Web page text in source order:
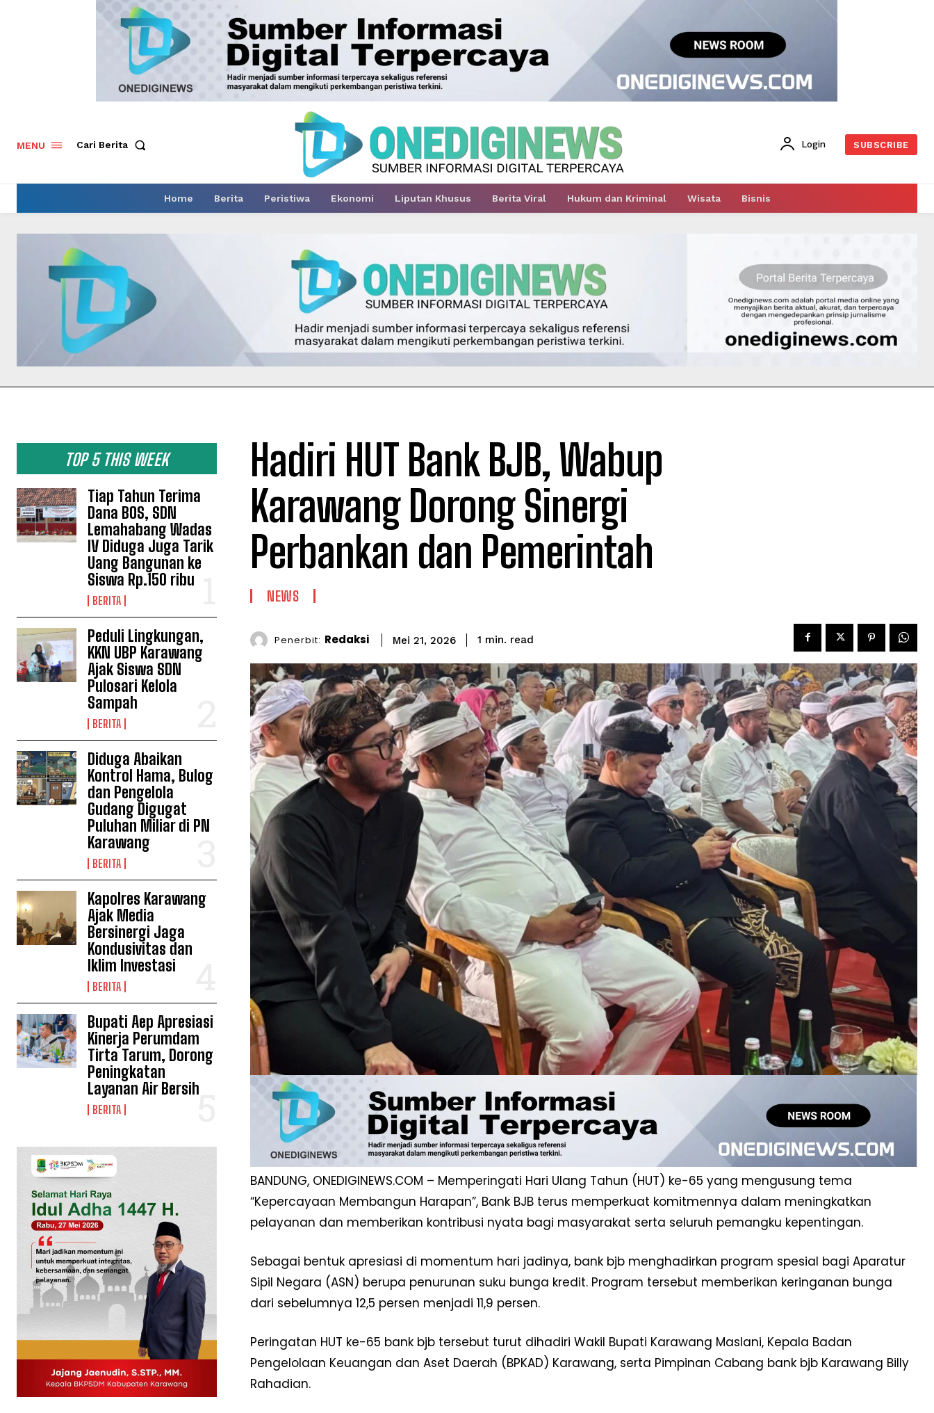
MENU Cari Berita Login SUBSCRIBE
Home Berita Peristiwa Ekonomi Liputan Khusus Berita Viral Hukum dan Kriminal Wisata Bisnis
TOP 5 THIS WEEK
Tiap Tahun Terima
Dana BOS, SDN
Lemahabang Wadas
IV Diduga Juga Tarik
Uang Bangunan ke
Siswa Rp.150 ribu
BERITA
Peduli Lingkungan,
KKN UBP Karawang
Ajak Siswa SDN
Pulosari Kelola
Sampah
BERITA
Diduga Abaikan
Kontrol Hama, Bulog
dan Pengelola
Gudang Digugat
Puluhan Miliar di PN
Karawang
BERITA
Kapolres Karawang
Ajak Media
Bersinergi Jaga
Kondusivitas dan
Iklim Investasi
BERITA
Bupati Aep Apresiasi
Kinerja Perumdam
Tirta Tarum, Dorong
Peningkatan
Layanan Air Bersih
BERITA
Hadiri HUT Bank BJB, Wabup
Karawang Dorong Sinergi
Perbankan dan Pemerintah
NEWS
Penerbit: Redaksi Mei 21, 2026 1 min. read
BANDUNG, ONEDIGINEWS.COM – Memperingati Hari Ulang Tahun (HUT) ke-65 yang mengusung tema
“Kepercayaan Membangun Harapan”, Bank BJB terus memperkuat komitmennya dalam meningkatkan
pelayanan dan memberikan kontribusi nyata bagi masyarakat serta seluruh pemangku kepentingan.
Sebagai bentuk apresiasi di momentum hari jadinya, bank bjb menghadirkan program spesial bagi Aparatur
Sipil Negara (ASN) berupa penurunan suku bunga kredit. Program tersebut memberikan keringanan bunga
dari sebelumnya 12,5 persen menjadi 11,9 persen.
Peringatan HUT ke-65 bank bjb tersebut turut dihadiri Wakil Bupati Karawang Maslani, Kepala Badan
Pengelolaan Keuangan dan Aset Daerah (BPKAD) Karawang, serta Pimpinan Cabang bank bjb Karawang Billy
Rahadian.